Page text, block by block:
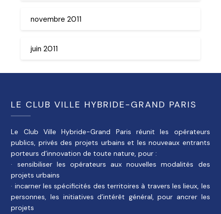
novembre 2011
juin 2011
LE CLUB VILLE HYBRIDE-GRAND PARIS
Le Club Ville Hybride-Grand Paris réunit les opérateurs
publics, privés des projets urbains et les nouveaux entrants
porteurs d’innovation de toute nature, pour :
· sensibiliser les opérateurs aux nouvelles modalités des
projets urbains
· incarner les spécificités des territoires à travers les lieux, les
personnes, les initiatives d’intérêt général, pour ancrer les
projets